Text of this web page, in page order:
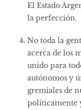
El Estado
la perfección.
No toda la
acerca de los
unido para
autónomos y
gremiales de
políticamente